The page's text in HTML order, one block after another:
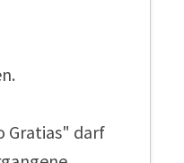
Gratias" darf